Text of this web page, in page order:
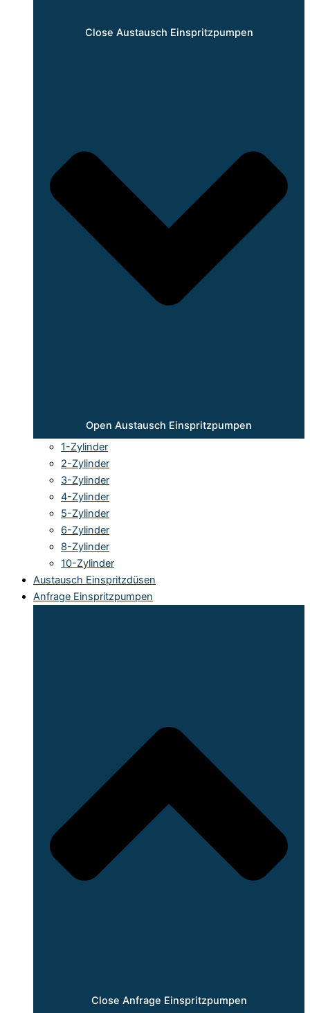
Close Austausch Einspritzpumpen
Open Austausch Einspritzpumpen
1-Zylinder
2-Zylinder
3-Zylinder
4-Zylinder
5-Zylinder
6-Zylinder
8-Zylinder
10-Zylinder
Austausch Einspritzdüsen
Anfrage Einspritzpumpen
Close Anfrage Einspritzpumpen